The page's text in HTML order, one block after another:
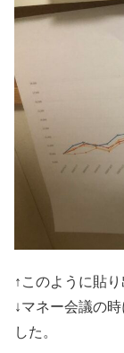
↑このように貼り
↓マネー会議の
した。